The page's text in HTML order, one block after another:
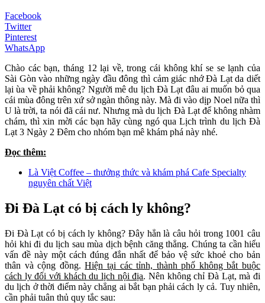
Facebook
Twitter
Pinterest
WhatsApp
Chào các bạn, tháng 12 lại về, trong cái không khí se se lạnh của
Sài Gòn vào những ngày đầu đông thì cảm giác nhớ Đà Lạt da diết
lại ùa về phải không? Người mê du lịch Đà Lạt đâu ai muốn bỏ qua
cái mùa đông trên xứ sở ngàn thông này. Mà đi vào dịp Noel nữa thì
U là trời, ta nói đã cái nư. Nhưng mà du lịch Đà Lạt để không nhàm
chám, thì xin mời các bạn hãy cùng ngó qua Lịch trình du lịch Đà
Lạt 3 Ngày 2 Đêm cho nhóm bạn mê khám phá này nhé.
Đọc thêm:
Là Việt Coffee – thưởng thức và khám phá Cafe Specialty
nguyên chất Việt
Đi Đà Lạt có bị cách ly không?
Đi Đà Lạt có bị cách ly không? Đây hẳn là câu hỏi trong 1001 câu
hỏi khi đi du lịch sau mùa dịch bệnh căng thẳng. Chúng ta cần hiểu
vấn đề này một cách đúng đắn nhất để bảo vệ sức khoẻ cho bản
thân và cộng đồng.Hiện tại các tỉnh, thành phố không bắt buộc
cách ly đối với khách du lịch nội địa. Nên không chỉ Đà Lạt, mà đi
du lịch ở thời điểm này chẳng ai bắt bạn phải cách ly cả. Tuy nhiên,
cần phải tuân thủ quy tắc sau: